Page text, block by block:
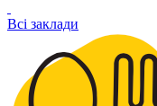
Всі заклади